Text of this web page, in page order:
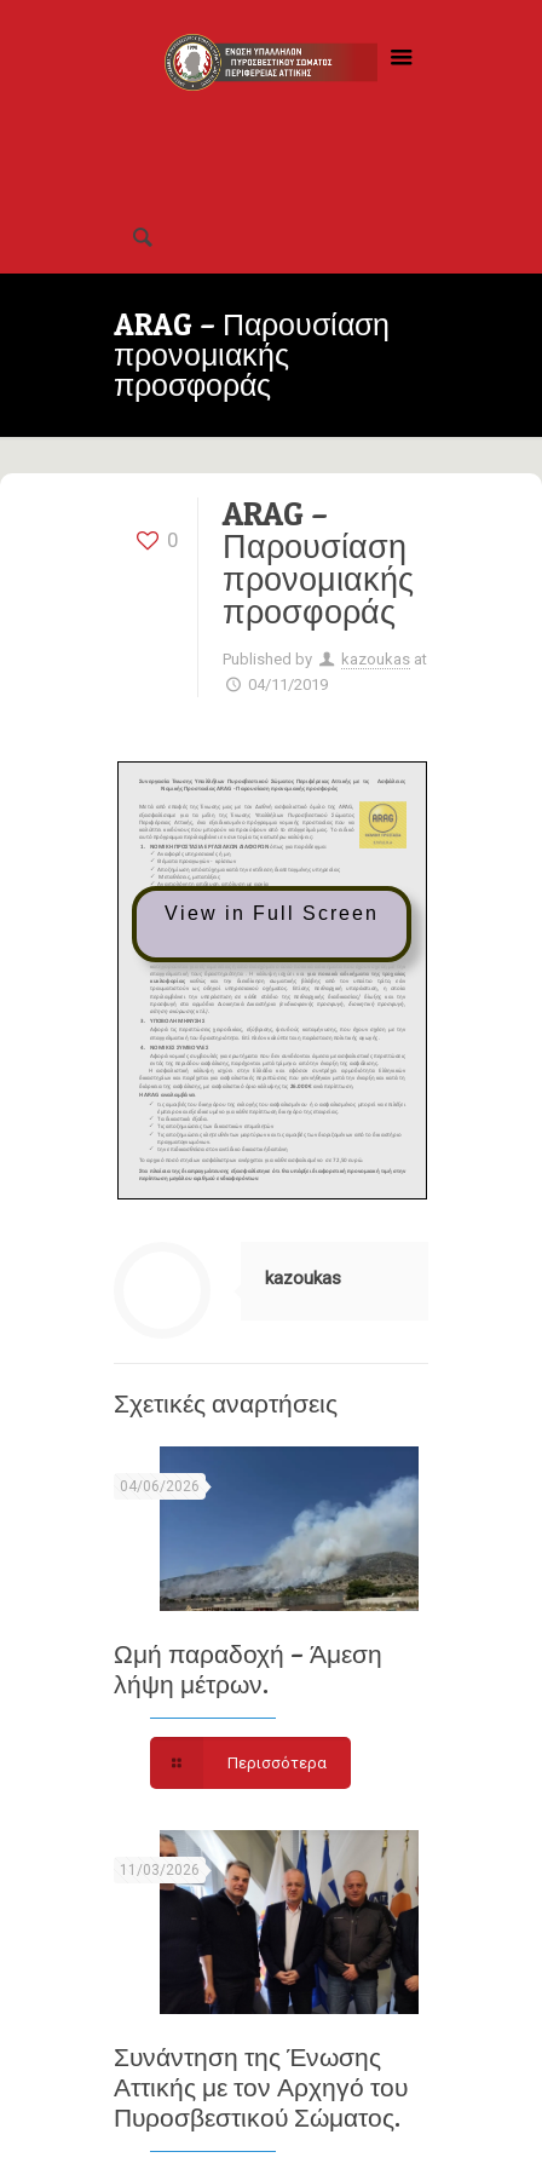
ARAG – Παρουσίαση
προνομιακής
προσφοράς
0
ARAG –
Παρουσίαση
προνομιακής
προσφοράς
Published by kazoukas at
04/11/2019
View in Full Screen
kazoukas
Σχετικές αναρτήσεις
04/06/2026
Ωμή παραδοχή – Άμεση
λήψη μέτρων.
Περισσότερα
11/03/2026
Συνάντηση της Ένωσης
Αττικής με τον Αρχηγό του
Πυροσβεστικού Σώματος.